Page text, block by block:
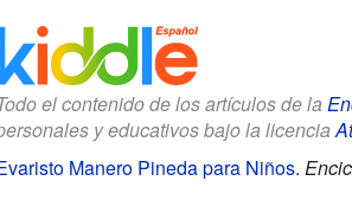
el contenido de los artículos de la
y educativos bajo la licencia
Manero Pineda para Niños.